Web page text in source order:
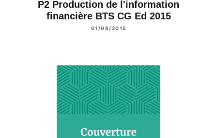
P2 Production de l'information
financière BTS CG Ed 2015
01/08/2015